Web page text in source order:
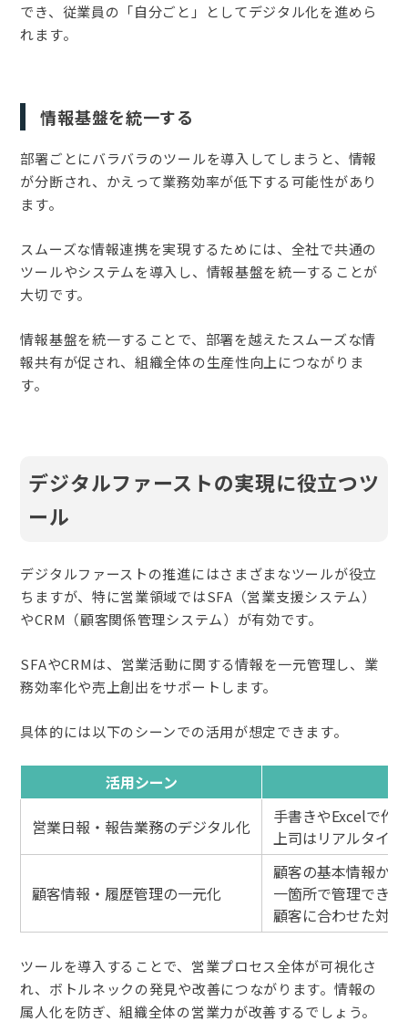
でき、従業員の「自分ごと」としてデジタル化を進めら
れます。
情報基盤を統一する
部署ごとにバラバラのツールを導入してしまうと、情報
が分断され、かえって業務効率が低下する可能性があり
ます。
スムーズな情報連携を実現するためには、全社で共通の
ツールやシステムを導入し、情報基盤を統一することが
大切です。
情報基盤を統一することで、部署を越えたスムーズな情
報共有が促され、組織全体の生産性向上につながりま
す。
デジタルファーストの実現に役立つツ
ール
デジタルファーストの推進にはさまざまなツールが役立
ちますが、特に営業領域ではSFA（営業支援システム）
やCRM（顧客関係管理システム）が有効です。
SFAやCRMは、営業活動に関する情報を一元管理し、業
務効率化や売上創出をサポートします。
具体的には以下のシーンでの活用が想定できます。
活用シーン
営業日報・報告業務のデジタル化
手書きやExcelで作
上司はリアルタイ
顧客情報・履歴管理の一元化
顧客の基本情報か
一箇所で管理でき
顧客に合わせた対
ツールを導入することで、営業プロセス全体が可視化さ
れ、ボトルネックの発見や改善につながります。情報の
属人化を防ぎ、組織全体の営業力が改善するでしょう。